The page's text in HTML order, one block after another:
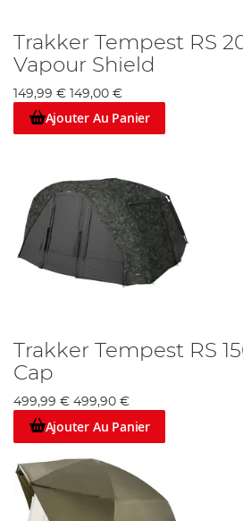
Trakker Tempest RS
Vapour Shield
149,99 € 149,00 €
Ajouter Au Panier
Trakker Tempest RS
Cap
499,99 € 499,90 €
Ajouter Au Panier